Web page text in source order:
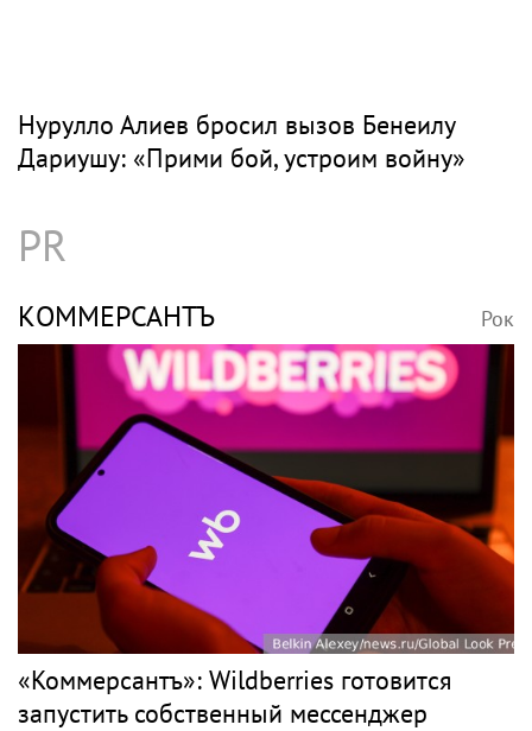
Нурулло Алиев бросил вызов Бенеилу
Дариушу: «Прими бой, устроим войну»
PR
КОММЕРСАНТЪ Рок
«Коммерсантъ»: Wildberries готовится
запустить собственный мессенджер